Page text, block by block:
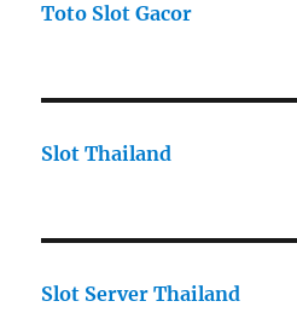
Toto Slot Gacor
Slot Thailand
Slot Server Thailand